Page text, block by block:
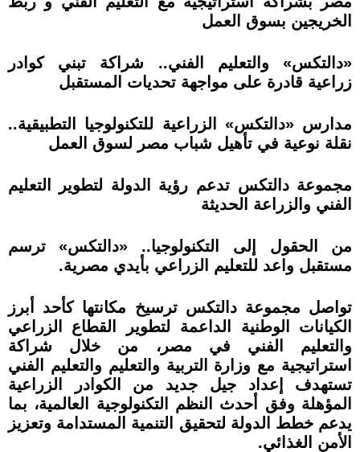
الخريجين بسوق العمل
«دالتكس» والتعليم الفني.. شراكة تبني كوادر
زراعية قادرة على مواجهة تحديات المستقبل
مدارس «دالتكس» الزراعية للتكنولوجيا التطبيقية..
نقلة نوعية في تأهيل شباب مصر لسوق العمل
مجموعة دالتكس تدعم رؤية الدولة لتطوير التعليم
الفني والزراعة الحديثة
من الحقول إلى التكنولوجيا.. «دالتكس» ترسم
مستقبل واعد للتعليم الزراعي بأيدي مصرية.
تواصل مجموعة دالتكس ترسيخ مكانتها كأحد أبرز
الكيانات الوطنية الداعمة لتطوير القطاع الزراعي
والتعليم الفني في مصر، من خلال شراكة
استراتيجية مع وزارة التربية والتعليم والتعليم الفني
تستهدف إعداد جيل جديد من الكوادر الزراعية
المؤهلة وفق أحدث النظم التكنولوجية العالمية، بما
يدعم خطط الدولة لتحقيق التنمية المستدامة وتعزيز
الأمن الغذائي.